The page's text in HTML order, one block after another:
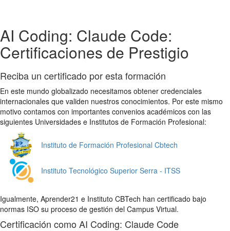
AI Coding: Claude Code:
Certificaciones de Prestigio
Reciba un certificado por esta formación
En este mundo globalizado necesitamos obtener credenciales
internacionales que validen nuestros conocimientos. Por este mismo
motivo contamos con importantes convenios académicos con las
siguientes Universidades e Institutos de Formación Profesional:
Instituto de Formación Profesional Cbtech
Instituto Tecnológico Superior Serra - ITSS
Igualmente, Aprender21 e Instituto CBTech han certificado bajo
normas ISO su proceso de gestión del Campus Virtual.
Certificación como AI Coding: Claude Code